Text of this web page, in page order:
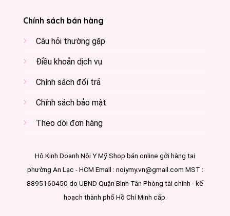
Chính sách bán hàng
Câu hỏi thường gặp
Điều khoản dịch vụ
Chính sách đổi trả
Chính sách bảo mật
Theo dõi đơn hàng
Hộ Kinh Doanh Nội Y Mỹ Shop bán online gởi hàng tại
phường An Lạc - HCM Email : noiymy.vn@gmail.com MST :
8895160450 do UBND Quận Bình Tân Phòng tài chính - kế
hoạch thành phố Hồ Chí Minh cấp.